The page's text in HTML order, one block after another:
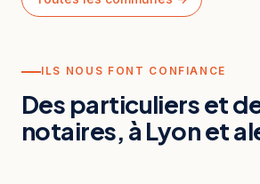
ILS NOUS FONT CONFIANCE
Des particuliers et
notaires, à Lyon et